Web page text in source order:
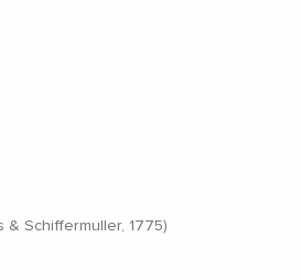
& Schiffermuller, 1775)